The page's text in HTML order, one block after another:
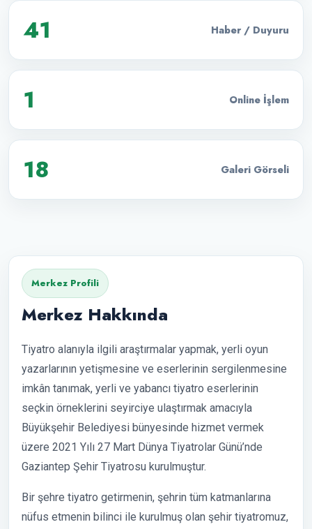
41 Haber / Duyuru
1 Online İşlem
18 Galeri Görseli
Merkez Profili
Merkez Hakkında
Tiyatro alanıyla ilgili araştırmalar yapmak, yerli oyun
yazarlarının yetişmesine ve eserlerinin sergilenmesine
imkân tanımak, yerli ve yabancı tiyatro eserlerinin
seçkin örneklerini seyirciye ulaştırmak amacıyla
Büyükşehir Belediyesi bünyesinde hizmet vermek
üzere 2021 Yılı 27 Mart Dünya Tiyatrolar Günü’nde
Gaziantep Şehir Tiyatrosu kurulmuştur.
Bir şehre tiyatro getirmenin, şehrin tüm katmanlarına
nüfus etmenin bilinci ile kurulmuş olan şehir tiyatromuz,